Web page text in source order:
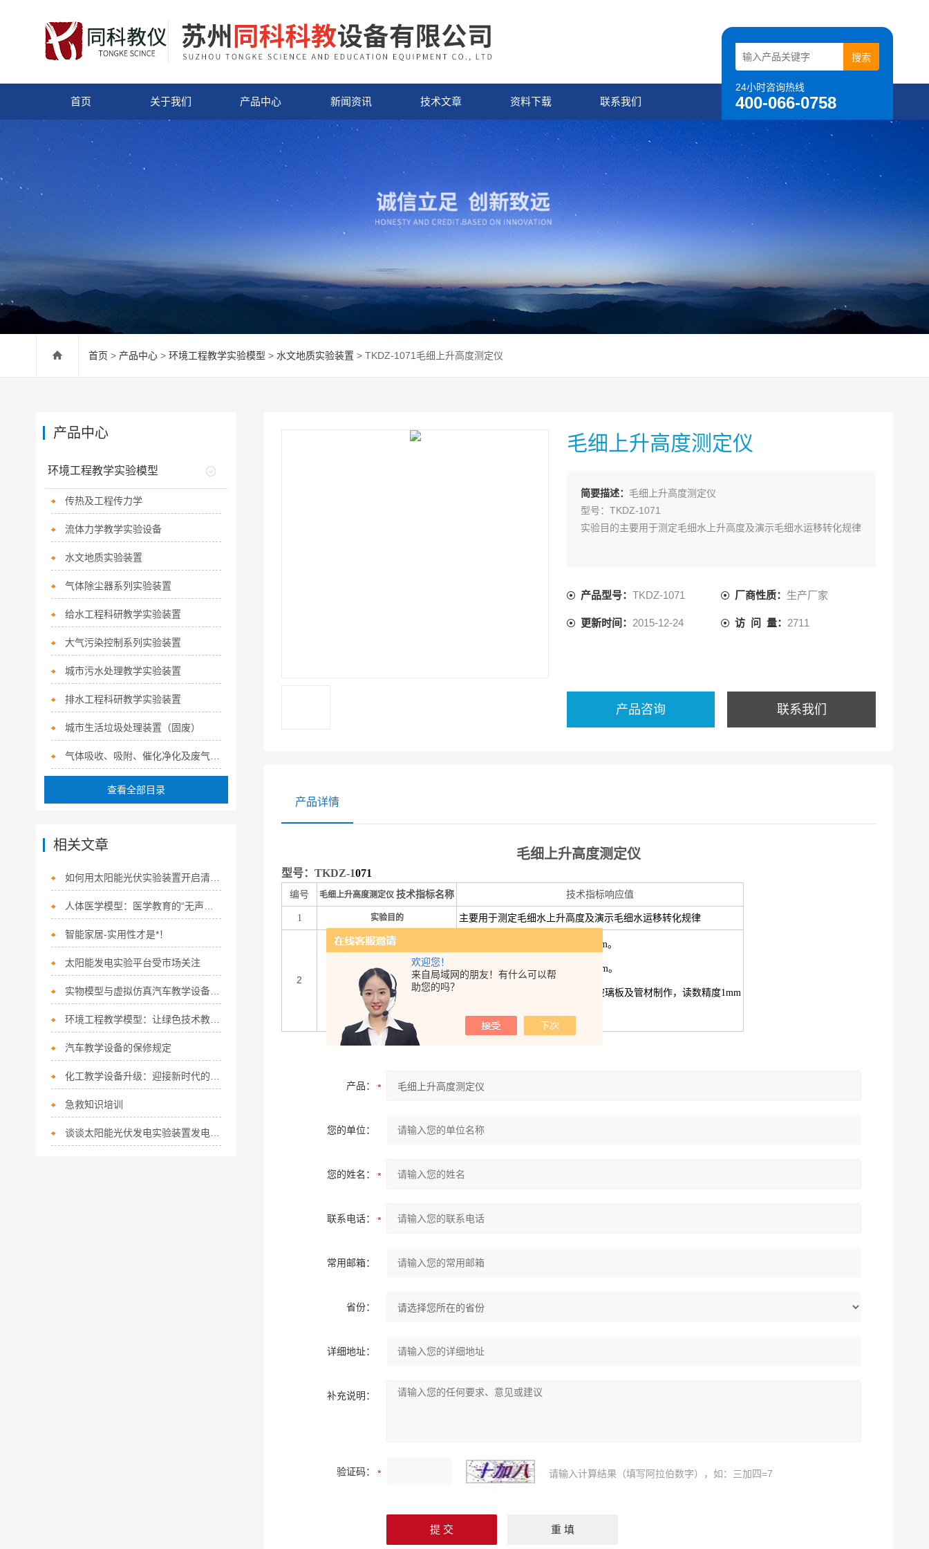
欢迎您！
来自局域网的朋友！有什么可以帮
助您的吗？
24小时咨询热线
400-066-0758
首页 关于我们 产品中心 新闻资讯 技术文章 资料下载 联系我们
首页 > 产品中心 > 环境工程教学实验模型 > 水文地质实验装置 > TKDZ-1071毛细上升高度测定仪
毛细上升高度测定仪
简要描述： 毛细上升高度测定仪
型号：TKDZ-1071
实验目的主要用于测定毛细水上升高度及演示毛细水运移转化规律
产品型号： TKDZ-1071 厂商性质： 生产厂家
更新时间： 2015-12-24 访 问 量： 2711
产品咨询 联系我们
产品详情
毛细上升高度测定仪
型号： TKDZ-1071
编号 毛细上升高度测定仪 技术指标名称 技术指标响应值
1 实验目的 主要用于测定毛细水上升高度及演示毛细水运移转化规律
2 技术参数
外形尺寸：430mm×150mm×400mm。
带有刻度玻璃管3支Φ25mm×450mm。
支架和水槽采用厚度8mm的有机玻璃板及管材制作，读数精度1mm
主机、便携箱.
产品：
您的单位：
您的姓名：
联系电话：
常用邮箱：
省份：
详细地址：
补充说明：
验证码： 请输入计算结果（填写阿拉伯数字），如：三加四=7
产品中心
环境工程教学实验模型
传热及工程传力学
流体力学教学实验设备
水文地质实验装置
气体除尘器系列实验装置
给水工程科研教学实验装置
大气污染控制系列实验装置
城市污水处理教学实验装置
排水工程科研教学实验装置
城市生活垃圾处理装置（固废）
查看全部目录
相关文章
如何用太阳能光伏实验装置开启清洁能源之门？
智能家居-实用性才是*！
太阳能发电实验平台受市场关注
实物模型与虚拟仿真汽车教学设备：共筑高效教学体系
环境工程教学模型：让绿色技术教学具象化
汽车教学设备的保修规定
急救知识培训
谈谈太阳能光伏发电实验装置发电的原理和工作方式